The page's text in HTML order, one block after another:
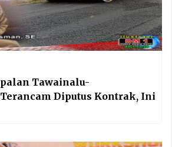
Tawainalu-
Diputus Kontrak, Ini